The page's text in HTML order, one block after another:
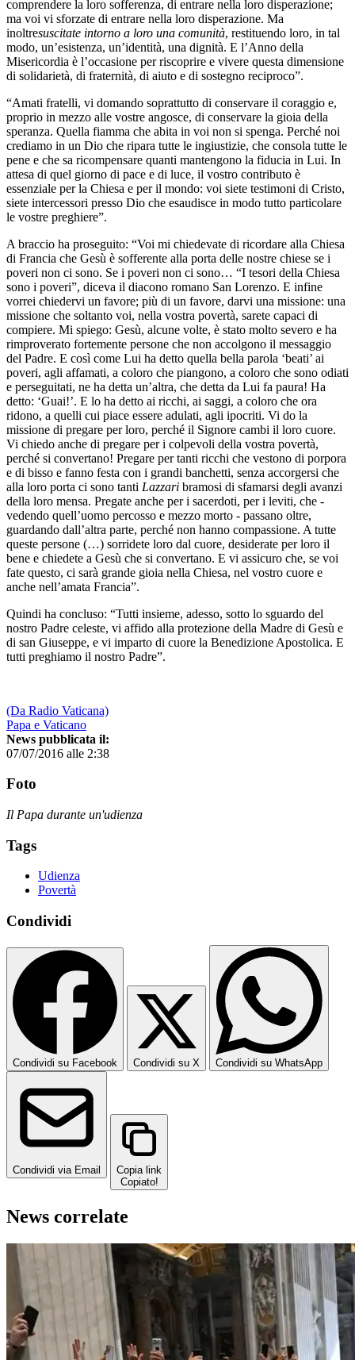
comprendere la loro sofferenza, di entrare nella loro disperazione;
ma voi vi sforzate di entrare nella loro disperazione. Ma
inoltresuscitate intorno a loro una comunità, restituendo loro, in tal
modo, un’esistenza, un’identità, una dignità. E l’Anno della
Misericordia è l’occasione per riscoprire e vivere questa dimensione
di solidarietà, di fraternità, di aiuto e di sostegno reciproco”.
“Amati fratelli, vi domando soprattutto di conservare il coraggio e,
proprio in mezzo alle vostre angosce, di conservare la gioia della
speranza. Quella fiamma che abita in voi non si spenga. Perché noi
crediamo in un Dio che ripara tutte le ingiustizie, che consola tutte le
pene e che sa ricompensare quanti mantengono la fiducia in Lui. In
attesa di quel giorno di pace e di luce, il vostro contributo è
essenziale per la Chiesa e per il mondo: voi siete testimoni di Cristo,
siete intercessori presso Dio che esaudisce in modo tutto particolare
le vostre preghiere”.
A braccio ha proseguito: “Voi mi chiedevate di ricordare alla Chiesa
di Francia che Gesù è sofferente alla porta delle nostre chiese se i
poveri non ci sono. Se i poveri non ci sono… “I tesori della Chiesa
sono i poveri”, diceva il diacono romano San Lorenzo. E infine
vorrei chiedervi un favore; più di un favore, darvi una missione: una
missione che soltanto voi, nella vostra povertà, sarete capaci di
compiere. Mi spiego: Gesù, alcune volte, è stato molto severo e ha
rimproverato fortemente persone che non accolgono il messaggio
del Padre. E così come Lui ha detto quella bella parola ‘beati’ ai
poveri, agli affamati, a coloro che piangono, a coloro che sono odiati
e perseguitati, ne ha detta un’altra, che detta da Lui fa paura! Ha
detto: ‘Guai!’. E lo ha detto ai ricchi, ai saggi, a coloro che ora
ridono, a quelli cui piace essere adulati, agli ipocriti. Vi do la
missione di pregare per loro, perché il Signore cambi il loro cuore.
Vi chiedo anche di pregare per i colpevoli della vostra povertà,
perché si convertano! Pregare per tanti ricchi che vestono di porpora
e di bisso e fanno festa con i grandi banchetti, senza accorgersi che
alla loro porta ci sono tanti Lazzari bramosi di sfamarsi degli avanzi
della loro mensa. Pregate anche per i sacerdoti, per i leviti, che -
vedendo quell’uomo percosso e mezzo morto - passano oltre,
guardando dall’altra parte, perché non hanno compassione. A tutte
queste persone (…) sorridete loro dal cuore, desiderate per loro il
bene e chiedete a Gesù che si convertano. E vi assicuro che, se voi
fate questo, ci sarà grande gioia nella Chiesa, nel vostro cuore e
anche nell’amata Francia”.
Quindi ha concluso: “Tutti insieme, adesso, sotto lo sguardo del
nostro Padre celeste, vi affido alla protezione della Madre di Gesù e
di san Giuseppe, e vi imparto di cuore la Benedizione Apostolica. E
tutti preghiamo il nostro Padre”.
(Da Radio Vaticana)
Papa e Vaticano
News pubblicata il:
07/07/2016 alle 2:38
Foto
Il Papa durante un'udienza
Tags
Udienza
Povertà
Condividi
Condividi su Facebook Condividi su X Condividi su WhatsApp
Condividi via Email
Copia link
Copiato!
News correlate